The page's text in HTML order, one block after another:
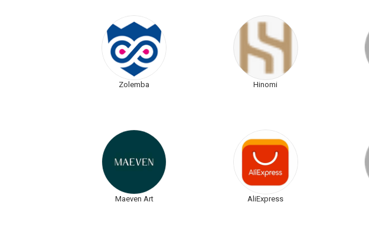
Zolemba Hinomi
Maeven Art AliExpress